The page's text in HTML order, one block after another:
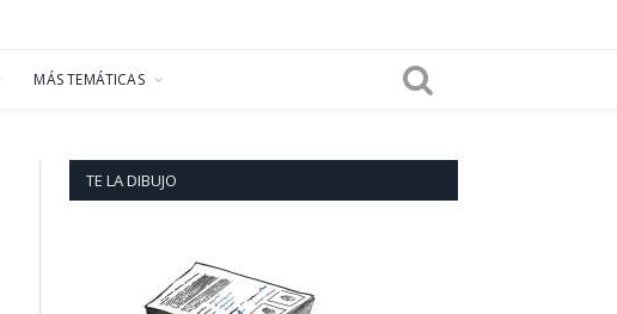
MÁS TEMÁTICAS
TE LA DIBUJO